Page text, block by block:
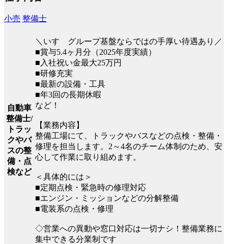
小売 整備士
自動車
整備士/
トラッ
クやバ
スの整
備・点
検など
＼いすゞグループ基盤ならではの手厚い待遇あり／
■賞与5.4ヶ月分（2025年度実績）
■入社祝い金最大25万円
■研修充実
■最新の設備・工具
■年3回の長期休暇
など！
【業務内容】
整備工場にて、トラックやバスなどの点検・整備・
修理を担当します。2～4名のチーム体制のため、安
心して作業に取り組めます。
＜具体的には＞
■定期点検・緊急時の修理対応
■エンジン・ミッションなどの分解整備
■電装系の点検・修理
◇営業への異動や窓口対応は一切ナシ！整備業務に
集中できる分業制です